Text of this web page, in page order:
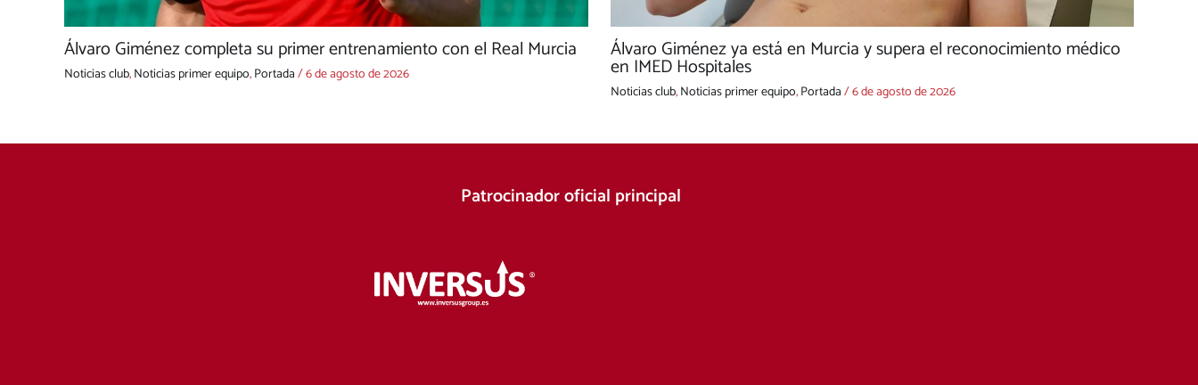
Álvaro Giménez completa su primer entrenamiento con el Real Murcia
Noticias club,Noticias primer equipo,Portada/6 de agosto de 2026
Álvaro Giménez ya está en Murcia y supera el reconocimiento médico
en IMED Hospitales
Noticias club,Noticias primer equipo,Portada/6 de agosto de 2026
Patrocinador oficial principal